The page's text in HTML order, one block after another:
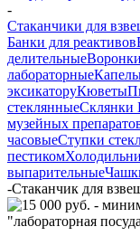
-
Стаканчики для
Банки для реактивов
делительныеВоронки
лабораторные
эксикаторуКюветы
стеклянные
музейных
часовыеСтупки
пестиком
выпарительные
-Стаканчик для